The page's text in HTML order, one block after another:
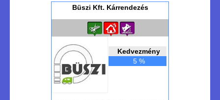
Büszi Kft. Kárrendezés
Kedvezmény
5 %